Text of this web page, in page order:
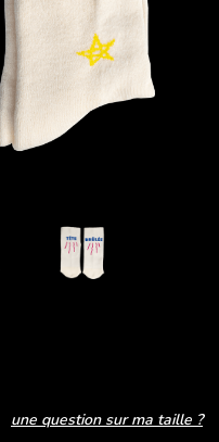
une question sur ma taille ?